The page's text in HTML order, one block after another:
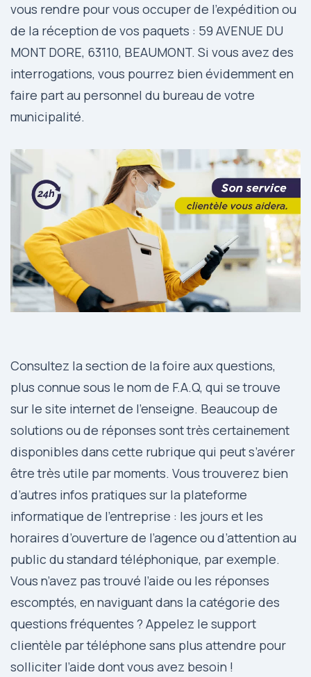
vous rendre pour vous occuper de l’expédition ou
de la réception de vos paquets : 59 AVENUE DU
MONT DORE, 63110, BEAUMONT. Si vous avez des
interrogations, vous pourrez bien évidemment en
faire part au personnel du bureau de votre
municipalité.
Consultez la section de la foire aux questions,
plus connue sous le nom de F.A.Q, qui se trouve
sur le site internet de l’enseigne. Beaucoup de
solutions ou de réponses sont très certainement
disponibles dans cette rubrique qui peut s’avérer
être très utile par moments. Vous trouverez bien
d’autres infos pratiques sur la plateforme
informatique de l’entreprise : les jours et les
horaires d’ouverture de l’agence ou d’attention au
public du standard téléphonique, par exemple.
Vous n’avez pas trouvé l’aide ou les réponses
escomptés, en naviguant dans la catégorie des
questions fréquentes ? Appelez le support
clientèle par téléphone sans plus attendre pour
solliciter l’aide dont vous avez besoin !